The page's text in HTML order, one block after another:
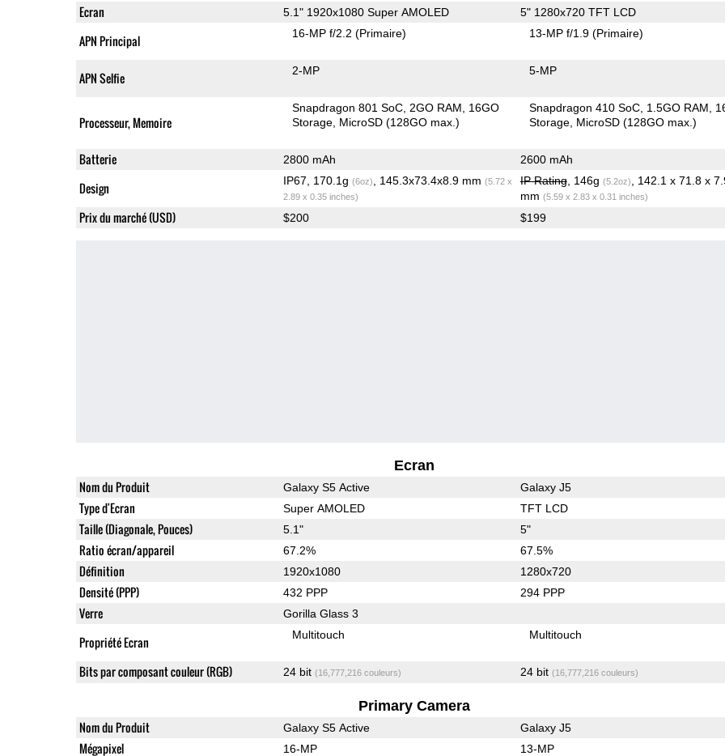
Ecran 5.1" 1920x1080 Super AMOLED 5" 1280x720 TFT LCD
APN Principal 16-MP f/2.2(Primaire) 13-MP f/1.9(Primaire)
APN Selfie 2-MP 5-MP
Processeur, Memoire
Snapdragon 801 SoC 2GO RAM
16GO
Storage MicroSD (128GO max.)
Snapdragon 410 SoC 1.5GO RAM
Storage MicroSD (128GO max.)
Batterie 2800 mAh 2600 mAh
Design IP67, 170.1g (6oz) , 145.3x73.4x8.9 mm (5.72 x
2.89 x 0.35 inches)
IP Rating, 146g (5.2oz)
, 142.1 x 71.8 x
mm (5.59 x 2.83 x 0.31 inches)
Prix du marché (USD) $200 $199
Ecran
Nom du Produit Galaxy S5 Active Galaxy J5
Type d'Ecran Super AMOLED TFT LCD
Taille (Diagonale, Pouces) 5.1" 5"
Ratio écran/appareil 67.2% 67.5%
Définition 1920x1080 1280x720
Densité (PPP) 432 PPP 294 PPP
Verre Gorilla Glass 3
Propriété Ecran Multitouch Multitouch
Bits par composant couleur (RGB) 24 bit (16,777,216 couleurs) 24 bit (16,777,216 couleurs)
Primary Camera
Nom du Produit Galaxy S5 Active Galaxy J5
Mégapixel 16-MP 13-MP